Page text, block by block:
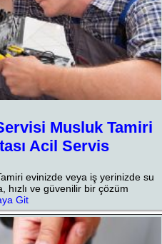
Musluk Tamiri
Acil Servis
evinizde veya iş yerinizde su
hızlı ve güvenilir bir çözüm
Git